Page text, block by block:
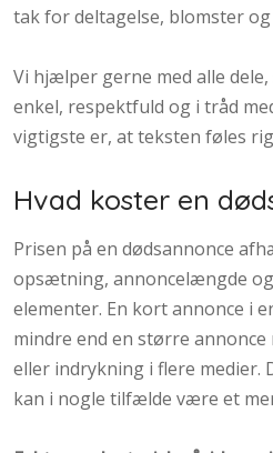
tak for deltagelse, blomster
Vi hjælper gerne med alle
enkel, respektfuld og i tråd
vigtigste er, at teksten føles
Hvad koster en
Prisen på en dødsannonce
opsætning, annoncelængde
elementer. En kort annonce i
mindre end en større
eller indrykning i flere medier.
kan i nogle tilfælde være et